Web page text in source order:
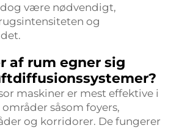
være nødvendigt,
og
af rum egner sig
maskiner er mest effektive i
såsom foyers,
og korridorer. De fungerer